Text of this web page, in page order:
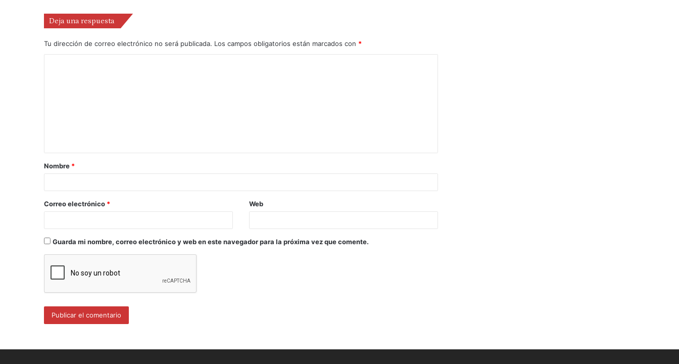
Deja una respuesta
Tu dirección de correo electrónico no será publicada. Los campos obligatorios están marcados con *
Nombre *
Correo electrónico * Web
Guarda mi nombre, correo electrónico y web en este navegador para la próxima vez que comente.